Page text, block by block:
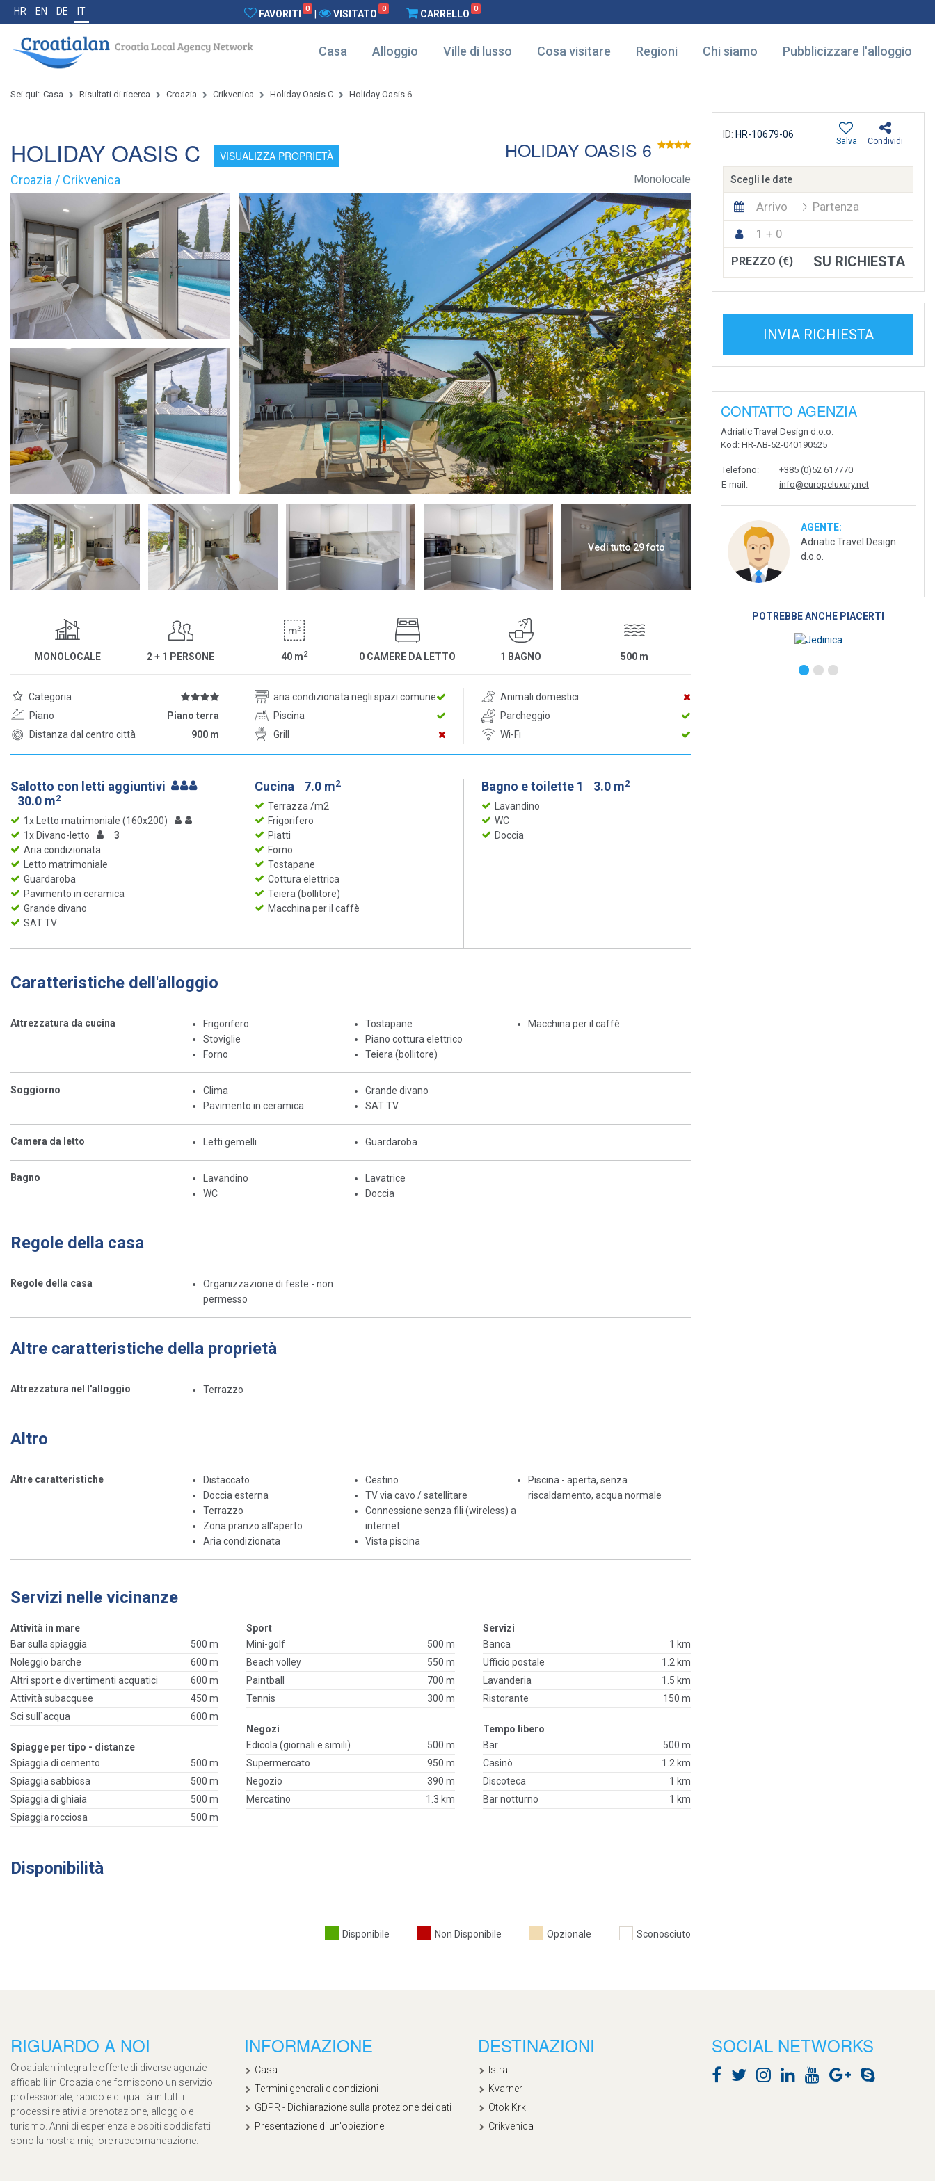
HR EN DE IT FAVORITI 0 VISITATO 0 CARRELLO 0
Casa Alloggio Ville di lusso Cosa visitare Regioni Chi siamo Pubblicizzare l'alloggio
Sei qui: Casa Risultati di ricerca Croazia Crikvenica Holiday Oasis C Holiday Oasis 6
HOLIDAY OASIS C VISUALIZZA PROPRIETÀ HOLIDAY OASIS 6
Croazia / Crikvenica Monolocale
Vedi tutto 29 foto
MONOLOCALE 2 + 1 PERSONE 40 m2 0 CAMERE DA LETTO 1 BAGNO 500 m
Categoria aria condizionata negli spazi comune
Animali domestici
Piano
Piano terra Piscina
Parcheggio
Distanza dal centro città
900 m Grill Wi-Fi
Salotto con letti aggiuntivi
30.0 m2
1x Letto matrimoniale (160x200)
1x Divano-letto
3
Aria condizionata
Letto matrimoniale
Guardaroba
Pavimento in ceramica
Grande divano
SAT TV
Cucina 7.0 m2
Terrazza /m2
Frigorifero
Piatti
Forno
Tostapane
Cottura elettrica
Teiera (bollitore)
Macchina per il caffè
Bagno e toilette 1 3.0 m2
Lavandino
WC
Doccia
Caratteristiche dell'alloggio
Attrezzatura da cucina
Frigorifero
Stoviglie
Forno
Tostapane
Piano cottura elettrico
Teiera (bollitore)
Macchina per il caffè
Soggiorno
Clima
Pavimento in ceramica
Grande divano
SAT TV
Camera da letto Letti gemelli Guardaroba
Bagno
Lavandino
WC
Lavatrice
Doccia
Regole della casa
Regole della casa
Organizzazione di feste - non
permesso
Altre caratteristiche della proprietà
Attrezzatura nel l'alloggio Terrazzo
Altro
Altre caratteristiche
Distaccato
Doccia esterna
Terrazzo
Zona pranzo all'aperto
Aria condizionata
Cestino
TV via cavo / satellitare
Connessione senza fili (wireless) a
internet
Vista piscina
Piscina - aperta, senza
riscaldamento, acqua normale
Servizi nelle vicinanze
Attività in mare
Bar sulla spiaggia
500 m
Noleggio barche
600 m
Altri sport e divertimenti acquatici
600 m
Attività subacquee
450 m
Sci sull`acqua
600 m
Spiagge per tipo - distanze
Spiaggia di cemento
500 m
Spiaggia sabbiosa
500 m
Spiaggia di ghiaia
500 m
Spiaggia rocciosa
500 m
Sport
Mini-golf
500 m
Beach volley
550 m
Paintball
700 m
Tennis
300 m
Negozi
Edicola (giornali e simili)
500 m
Supermercato
950 m
Negozio
390 m
Mercatino
1.3 km
Servizi
Banca
1 km
Ufficio postale
1.2 km
Lavanderia
1.5 km
Ristorante
150 m
Tempo libero
Bar
500 m
Casinò
1.2 km
Discoteca
1 km
Bar notturno
1 km
Disponibilità
Disponibile Non Disponibile Opzionale Sconosciuto
ID: HR-10679-06
Condividi
Salva
Scegli le date
Arrivo
Partenza
1 + 0
PREZZO (€) SU RICHIESTA
INVIA RICHIESTA
CONTATTO AGENZIA
Adriatic Travel Design d.o.o.
Kod : HR-AB-52-040190525
Telefono:
+385 (0)52 617770
E-mail : info@europeluxury.net
AGENTE:
Adriatic Travel Design
d.o.o.
POTREBBE ANCHE PIACERTI
RIGUARDO A NOI
Croatialan integra le offerte di diverse agenzie
affidabili in Croazia che forniscono un servizio
professionale, rapido e di qualità in tutti i
processi relativi a prenotazione, alloggio e
turismo. Anni di esperienza e ospiti soddisfatti
sono la nostra migliore raccomandazione.
INFORMAZIONE
Casa
Termini generali e condizioni
GDPR - Dichiarazione sulla protezione dei dati
Presentazione di un'obiezione
DESTINAZIONI
Istra
Kvarner
Otok Krk
Crikvenica
SOCIAL NETWORKS